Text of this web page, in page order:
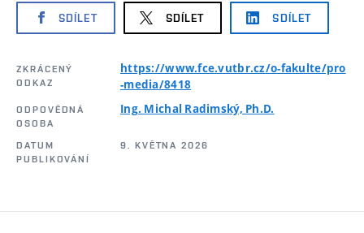
SDÍLET SDÍLET SDÍLET
ZKRÁCENÝ
ODKAZ
https://www.fce.vutbr.cz/o-fakulte/pro
-media/8418
ODPOVĚDNÁ
OSOBA
Ing. Michal Radimský, Ph.D.
DATUM
PUBLIKOVÁNÍ
9. KVĚTNA 2026